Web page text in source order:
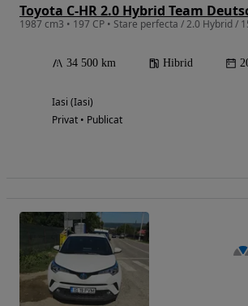
Toyota C-HR 2.0 Hybrid Team
34 500 km Hibrid
Iasi (Iasi)
Privat • Publicat